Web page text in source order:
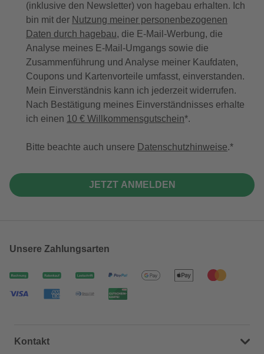
(inklusive den Newsletter) von hagebau erhalten. Ich
bin mit der Nutzung meiner personenbezogenen
Daten durch hagebau, die E-Mail-Werbung, die
Analyse meines E-Mail-Umgangs sowie die
Zusammenführung und Analyse meiner Kaufdaten,
Coupons und Kartenvorteile umfasst, einverstanden.
Mein Einverständnis kann ich jederzeit widerrufen.
Nach Bestätigung meines Einverständnisses erhalte
ich einen 10 € Willkommensgutschein*.
Bitte beachte auch unsere Datenschutzhinweise.
JETZT ANMELDEN
Unsere Zahlungsarten
Kontakt